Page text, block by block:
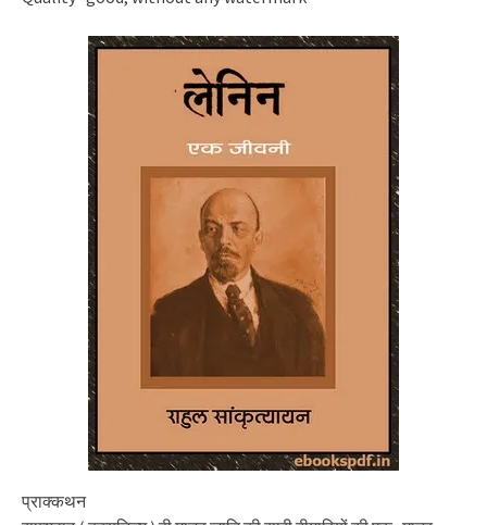
प्राक्कथन